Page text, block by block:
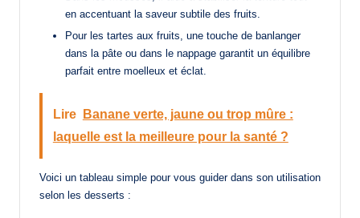
en accentuant la saveur subtile des fruits.
Pour les tartes aux fruits, une touche de banlanger
dans la pâte ou dans le nappage garantit un équilibre
parfait entre moelleux et éclat.
Lire
Banane verte, jaune ou trop mûre :
laquelle est la meilleure pour la santé ?
Voici un tableau simple pour vous guider dans son utilisation
selon les desserts :